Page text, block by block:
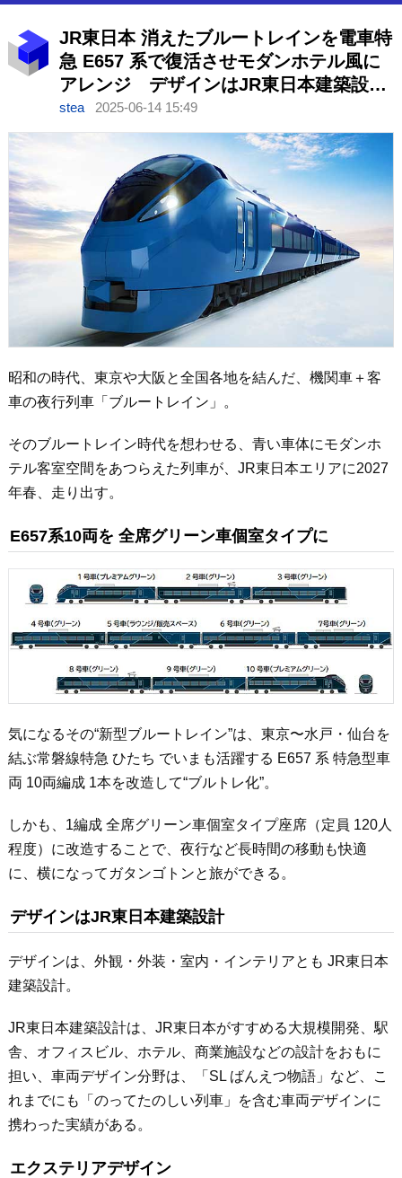
JR東日本 消えたブルートレインを電車特
急 E657 系で復活させモダンホテル風に
アレンジ デザインはJR東日本建築設
計 2027年春デビュー
stea 2025-06-14 15:49
昭和の時代、東京や大阪と全国各地を結んだ、機関車＋客
車の夜行列車「ブルートレイン」。
そのブルートレイン時代を想わせる、青い車体にモダンホ
テル客室空間をあつらえた列車が、JR東日本エリアに2027
年春、走り出す。
E657系10両を 全席グリーン車個室タイプに
気になるその“新型ブルートレイン”は、東京〜水戸・仙台を
結ぶ常磐線特急 ひたち でいまも活躍する E657 系 特急型車
両 10両編成 1本を改造して“ブルトレ化”。
しかも、1編成 全席グリーン車個室タイプ座席（定員 120人
程度）に改造することで、夜行など長時間の移動も快適
に、横になってガタンゴトンと旅ができる。
デザインはJR東日本建築設計
デザインは、外観・外装・室内・インテリアとも JR東日本
建築設計。
JR東日本建築設計は、JR東日本がすすめる大規模開発、駅
舎、オフィスビル、ホテル、商業施設などの設計をおもに
担い、車両デザイン分野は、「SL ばんえつ物語」など、こ
れまでにも「のってたのしい列車」を含む車両デザインに
携わった実績がある。
エクステリアデザイン